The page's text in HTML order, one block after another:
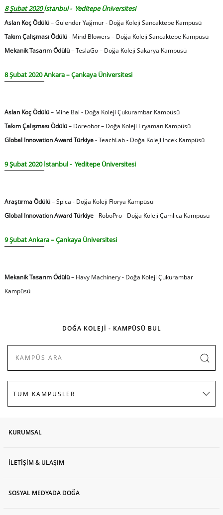
8 Şubat 2020 İstanbul - Yeditepe Üniversitesi
Aslan Koç Ödülü– Gülender Yağmur - Doğa Koleji Sancaktepe Kampüsü
Takım Çalışması Ödülü- Mind Blowers – Doğa Koleji Sancaktepe Kampüsü
Mekanik Tasarım Ödülü– TeslaGo – Doğa Koleji Sakarya Kampüsü
8 Şubat 2020 Ankara – Çankaya Üniversitesi
Aslan Koç Ödülü– Mine Bal - Doğa Koleji Çukurambar Kampüsü
Takım Çalışması Ödülü– Doreobot – Doğa Koleji Eryaman Kampüsü
Global Innovation Award Türkiye- TeachLab - Doğa Koleji İncek Kampüsü
9 Şubat 2020 İstanbul - Yeditepe Üniversitesi
Araştırma Ödülü– Spica - Doğa Koleji Florya Kampüsü
Global Innovation Award Türkiye- RoboPro - Doğa Koleji Çamlıca Kampüsü
9 Şubat Ankara – Çankaya Üniversitesi
Mekanik Tasarım Ödülü– Havy Machinery - Doğa Koleji Çukurambar
Kampüsü
DOĞA KOLEJİ - KAMPÜSÜ BUL
KURUMSAL
İLETİŞİM & ULAŞIM
SOSYAL MEDYADA DOĞA